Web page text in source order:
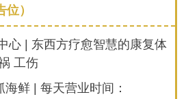
）
心 | 东西方疗愈智慧的康复体
工伤
海鲜 | 每天营业时间：